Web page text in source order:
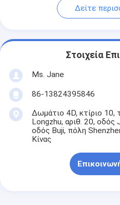
Δείτε
Στοιχεία
Ms. Jane
86-13824395846
Δωμάτιο 4D, κτίριο 10,
Longzhu, αριθ. 20, οδός
οδός Buji, πόλη
Κίνας